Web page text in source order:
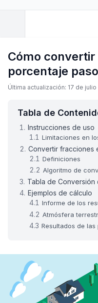
Cómo
porcentaje
Última actualización: 17 de
Tabla de
Instrucciones de uso
Limitaciones en
Convertir fracciones
Definiciones
Algoritmo de
Tabla de Conversión
Ejemplos de cálculo
Informe de los
Atmósfera
Resultados de las